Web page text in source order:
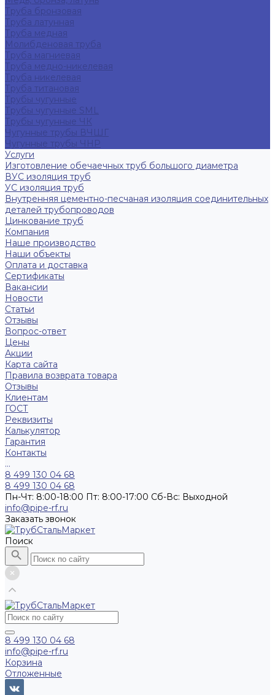
Труба бронзовая
Труба латунная
Труба медная
Молибденовая труба
Труба магниевая
Труба медно-никелевая
Труба никелевая
Труба титановая
Трубы чугунные
Трубы чугунные SML
Трубы чугунные ЧК
Чугунные трубы ВЧШГ
Чугунные трубы ЧНР
Услуги
Изготовление обечаечных труб большого диаметра
ВУС изоляция труб
УС изоляция труб
Внутренняя цементно-песчаная изоляция соединительных
деталей трубопроводов
Цинкование труб
Компания
Наше производство
Наши объекты
Оплата и доставка
Сертификаты
Вакансии
Новости
Статьи
Отзывы
Вопрос-ответ
Цены
Акции
Карта сайта
Правила возврата товара
Отзывы
Клиентам
ГОСТ
Реквизиты
Калькулятор
Гарантия
Контакты
...
8 499 130 04 68
8 499 130 04 68
Пн-Чт: 8:00-18:00 Пт: 8:00-17:00 Сб-Вс: Выходной
info@pipe-rf.ru
Заказать звонок
Поиск
8 499 130 04 68
info@pipe-rf.ru
Корзина
Отложенные